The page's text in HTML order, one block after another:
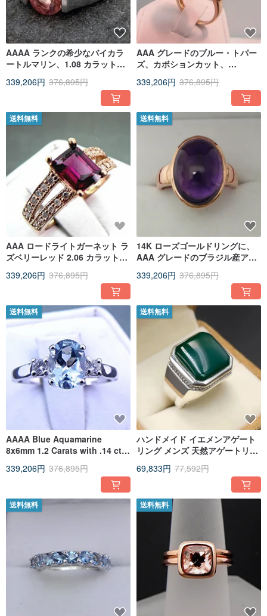
AAAA ランクの希少なバイカラ
ートルマリン、1.08 カラット、
のベゼルセッティングを施しま
339,206円 376,895円
AAA グレードのブルー・トパー
ズ、カボションカット、
イエローゴールド製。品番 0444
339,206円 376,895円
送料無料
AAA ロードライトガーネット ラ
ズベリーレッド 2.06 カラット
ド（0.25 カラット）リング
339,206円 376,895円
送料無料
14K ローズゴールドリングに、
AAA グレードのブラジル産アメ
トをあしらって。0716
339,206円 376,895円
送料無料
AAAA Blue Aquamarine
8x6mm 1.2 Carats with .14 cts
339,206円 376,895円
送料無料
ハンドメイド イエメンアゲート
リング メンズ 天然アゲートリン
69,833円 77,592円
送料無料 送料無料